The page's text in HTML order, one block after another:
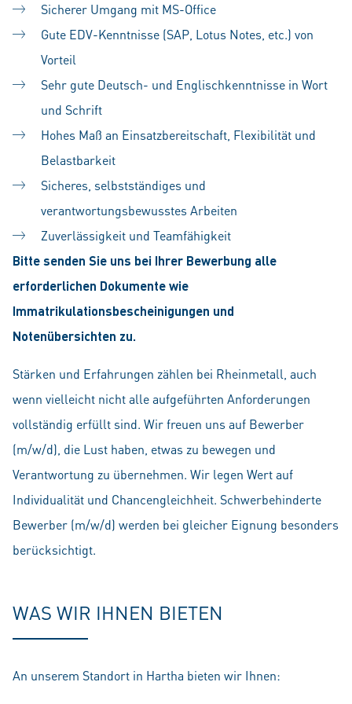
Sicherer Umgang mit MS-Office
Gute EDV-Kenntnisse (SAP, Lotus Notes, etc.) von
Vorteil
Sehr gute Deutsch- und Englischkenntnisse in Wort
und Schrift
Hohes Maß an Einsatzbereitschaft, Flexibilität und
Belastbarkeit
Sicheres, selbstständiges und
verantwortungsbewusstes Arbeiten
Zuverlässigkeit und Teamfähigkeit
Bitte senden Sie uns bei Ihrer Bewerbung alle
erforderlichen Dokumente wie
Immatrikulationsbescheinigungen und
Notenübersichten zu.
Stärken und Erfahrungen zählen bei Rheinmetall, auch
wenn vielleicht nicht alle aufgeführten Anforderungen
vollständig erfüllt sind. Wir freuen uns auf Bewerber
(m/w/d), die Lust haben, etwas zu bewegen und
Verantwortung zu übernehmen. Wir legen Wert auf
Individualität und Chancengleichheit. Schwerbehinderte
Bewerber (m/w/d) werden bei gleicher Eignung besonders
berücksichtigt.
WAS WIR IHNEN BIETEN
An unserem Standort in Hartha bieten wir Ihnen: